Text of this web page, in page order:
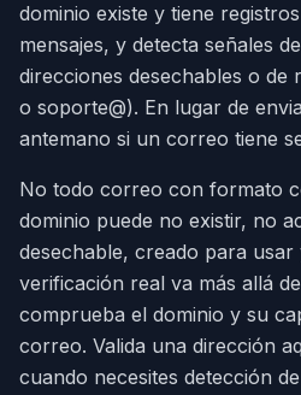
dominio existe y tiene
mensajes, y detecta señales
direcciones desechables o de
o soporte@). En lugar de
antemano si un correo tiene
No todo correo con formato
dominio puede no existir, no
desechable, creado para
verificación real va más allá
comprueba el dominio y su
correo. Valida una dirección
cuando necesites detección